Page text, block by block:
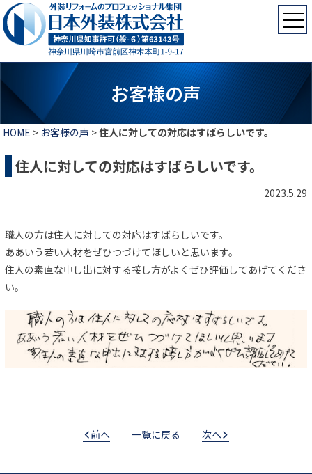
お客様の声
HOME > お客様の声 >住人に対しての対応はすばらしいです。
住人に対しての対応はすばらしいです。
2023.5.29
職人の方は住人に対しての対応はすばらしいです。
ああいう若い人材をぜひつづけてほしいと思います。
住人の素直な申し出に対する接し方がよくぜひ評価してあげてくださ
い。
前へ 一覧に戻る 次へ